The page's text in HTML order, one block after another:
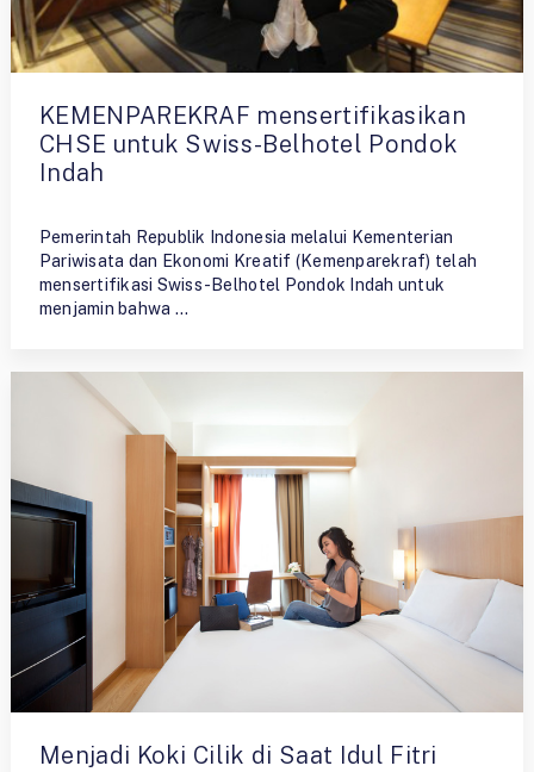
KEMENPAREKRAF mensertifikasikan
CHSE untuk Swiss-Belhotel Pondok
Indah
Pemerintah Republik Indonesia melalui Kementerian
Pariwisata dan Ekonomi Kreatif (Kemenparekraf) telah
mensertifikasi Swiss-Belhotel Pondok Indah untuk
menjamin bahwa …
Menjadi Koki Cilik di Saat Idul Fitri